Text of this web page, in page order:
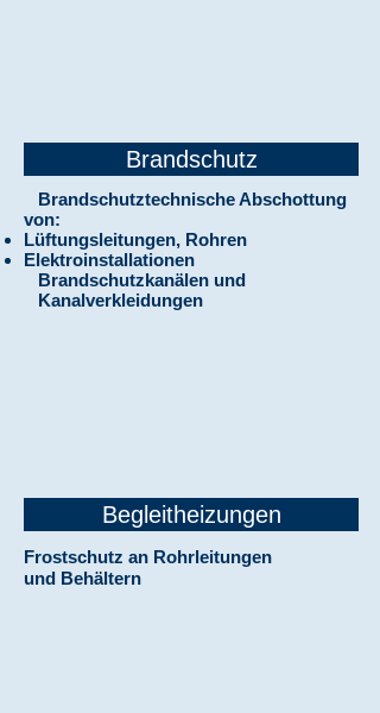
Begleitheizungen
Brandschutz
Frostschutz an Rohrleitungen
und Behältern
Brandschutztechnische Abschottung
von:
Lüftungsleitungen, Rohren
Elektroinstallationen
Brandschutzkanälen und
Kanalverkleidungen